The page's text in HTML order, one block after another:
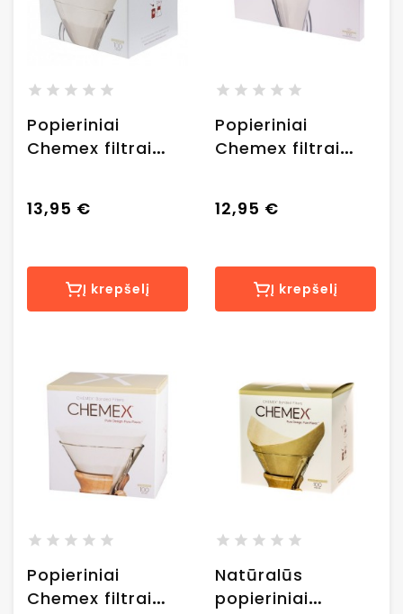
Popieriniai
Chemex filtrai
13,95 €
Į krepšelį
Popieriniai
Chemex filtrai
12,95 €
Į krepšelį
Popieriniai
Chemex filtrai
Natūralūs
popieriniai